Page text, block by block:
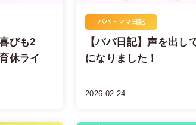
びも2
休ライ
パパ・ママ日記
【パパ日記】声を出し
になりました！
2026.02.24